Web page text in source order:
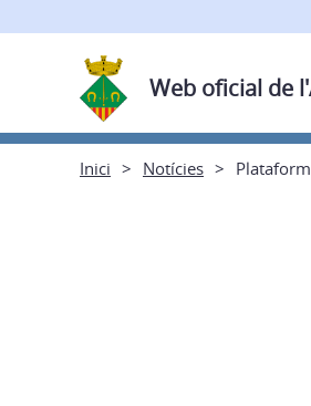
Web oficial de
Inici Notícies